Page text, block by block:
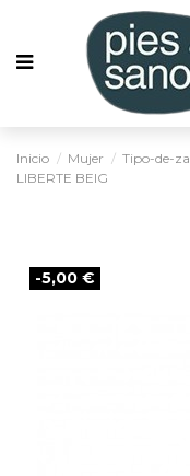
Inicio Mujer Tipo-de-
LIBERTE BEIG
-5,00 €